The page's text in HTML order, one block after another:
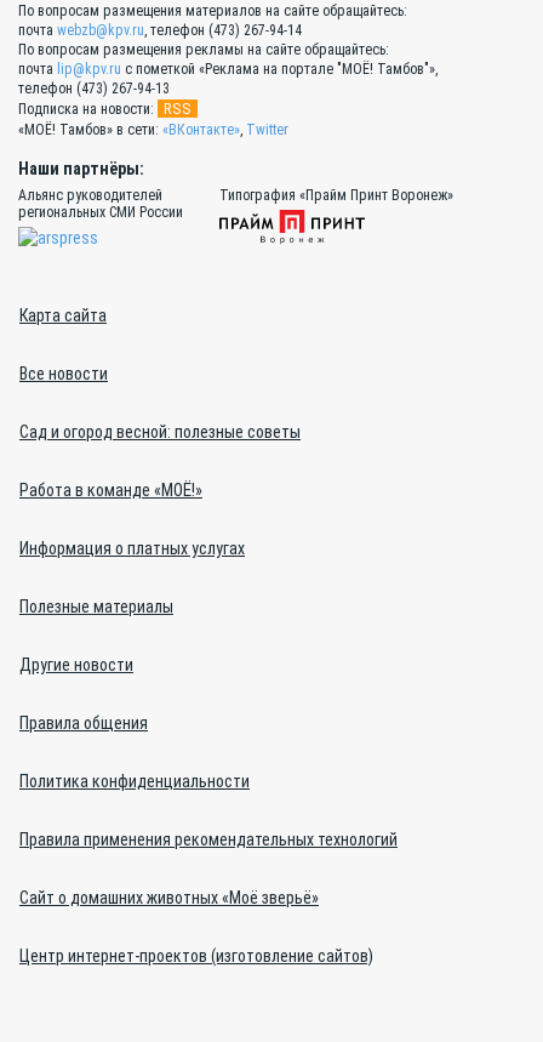
По вопросам размещения материалов на сайте обращайтесь:
почта webzb@kpv.ru, телефон (473) 267-94-14
По вопросам размещения рекламы на сайте обращайтесь:
почта lip@kpv.ru с пометкой «Реклама на портале "МОЁ! Тамбов"»,
телефон (473) 267-94-13
Подписка на новости:
RSS
«МОЁ! Тамбов» в сети: «ВКонтакте», Twitter
Наши партнёры:
Альянс руководителей
региональных СМИ России
Типография «Прайм Принт Воронеж»
Карта сайта
Все новости
Сад и огород весной: полезные советы
Работа в команде «МОЁ!»
Информация о платных услугах
Полезные материалы
Другие новости
Правила общения
Политика конфиденциальности
Правила применения рекомендательных технологий
Сайт о домашних животных «Моё зверьё»
Центр интернет-проектов (изготовление сайтов)